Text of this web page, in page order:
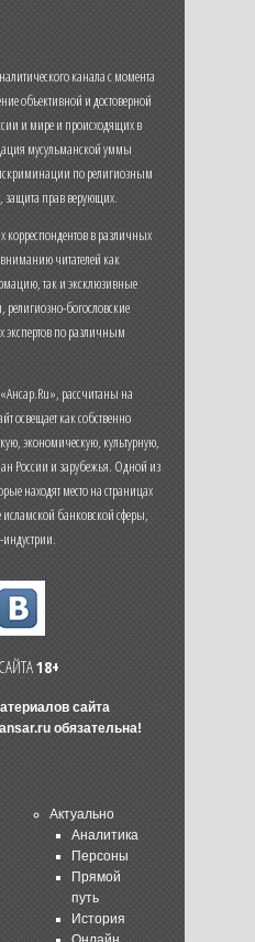
канала с момента
объективной и достоверной
и мире и происходящих в
мусульманской уммы
по религиозным
прав верующих.
корреспондентов в различных
читателей как
так и эксклюзивные
религиозно-богословские
экспертов по различным
рассчитаны на
освещает как собственно
экономическую, культурную,
России и зарубежья. Одной из
находят место на страницах
исламской банковской сферы,
18+
сайта
обязательна!
Актуально
Аналитика
Персоны
Прямой
путь
История